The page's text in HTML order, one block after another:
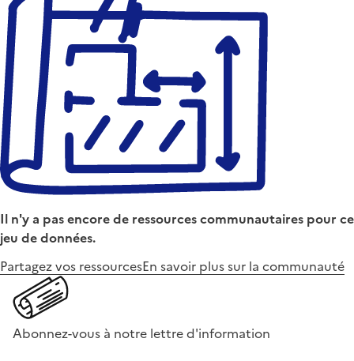
Il n'y a pas encore de ressources communautaires pour ce
jeu de données.
Partagez vos ressourcesEn savoir plus sur la communauté
Abonnez-vous à notre lettre d'information